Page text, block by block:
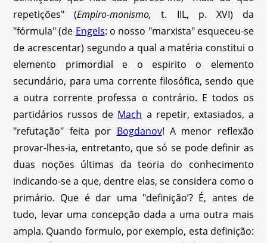
repetições" (Empiro-monismo, t. IIL, p. XVI) da
"fórmula" (de Engels: o nosso "marxista" esqueceu-se
de acrescentar) segundo a qual a matéria constitui o
elemento primordial e o espirito o elemento
secundário, para uma corrente filosófica, sendo que
a outra corrente professa o contrário. E todos os
partidários russos de Mach a repetir, extasiados, a
"refutação" feita por Bogdanov! A menor reflexão
provar-lhes-ia, entretanto, que só se pode definir as
duas noções últimas da teoria do conhecimento
indicando-se a que, dentre elas, se considera como o
primário. Que é dar uma "definição’? É, antes de
tudo, levar uma concepção dada a uma outra mais
ampla. Quando formulo, por exemplo, esta definição: